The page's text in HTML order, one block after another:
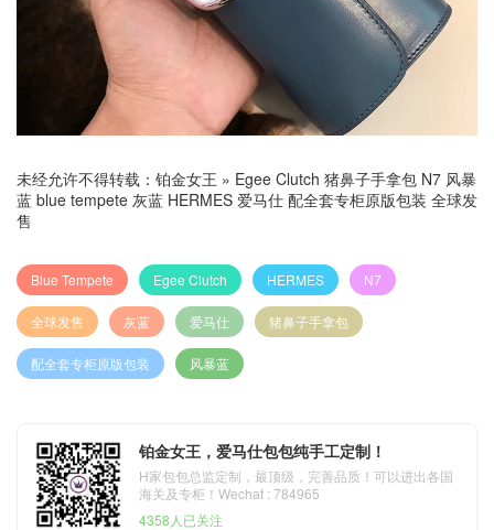
未经允许不得转载： 铂金女王 » Egee Clutch 猪鼻子手拿包 N7 风暴
蓝 blue tempete 灰蓝 HERMES 爱马仕 配全套专柜原版包装 全球发
售
Blue Tempete Egee Clutch HERMES N7
全球发售 灰蓝 爱马仕 猪鼻子手拿包
配全套专柜原版包装 风暴蓝
铂金女王，爱马仕包包纯手工定制！
H家包包总监定制，最顶级，完善品质！可以进出各国
海关及专柜！Wechat : 784965
4358人已关注